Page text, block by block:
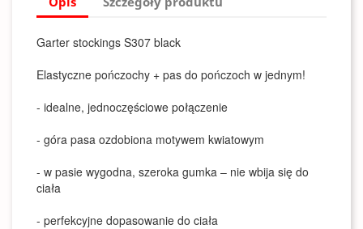
Garter stockings S307 black
Elastyczne pończochy + pas do pończoch w jednym!
- idealne, jednoczęściowe połączenie
- góra pasa ozdobiona motywem kwiatowym
- w pasie wygodna, szeroka gumka – nie wbija się do
ciała
- perfekcyjne dopasowanie do ciała